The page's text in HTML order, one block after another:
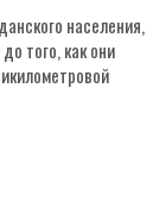
населения,
того, как они